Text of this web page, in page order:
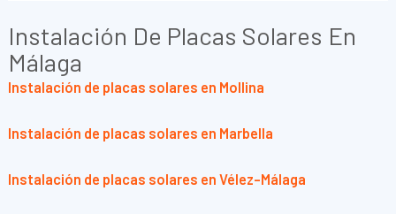
Instalación De Placas Solares En
Málaga
Instalación de placas solares en Mollina
Instalación de placas solares en Marbella
Instalación de placas solares en Vélez-Málaga